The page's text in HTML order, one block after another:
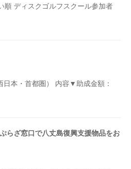
順 ディスクゴルフスクール参加者
日本・首都圏） 内容▼助成金額：
らざ窓口で八丈島復興支援物品をお